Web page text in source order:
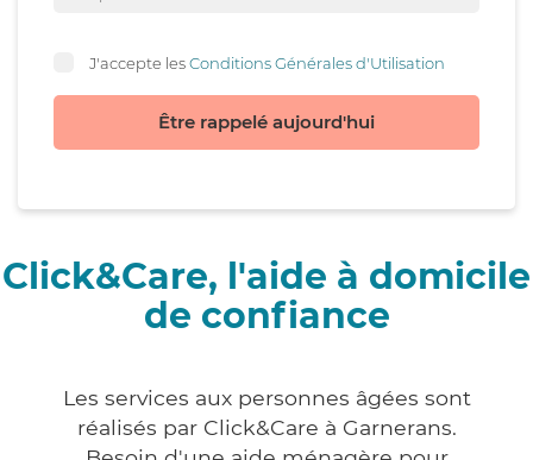
J'accepte lesConditions Générales d'Utilisation
Être rappelé aujourd'hui
Click&Care, l'aide à domicile
de confiance
Les services aux personnes âgées sont
réalisés par Click&Care à Garnerans.